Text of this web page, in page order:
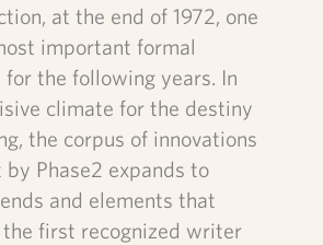
at the end of 1972, one
important formal
for the following years. In
climate for the destiny
the corpus of innovations
by Phase2 expands to
and elements that
the first recognized writer